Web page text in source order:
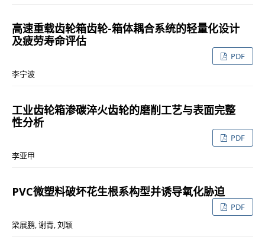
高速重载齿轮箱齿轮-箱体耦合系统的轻量化设计
及疲劳寿命评估
PDF
李宁波
工业齿轮箱渗碳淬火齿轮的磨削工艺与表面完整
性分析
PDF
李亚甲
PVC微塑料破坏花生根系构型并诱导氧化胁迫
PDF
梁展鹏, 谢青, 刘颖